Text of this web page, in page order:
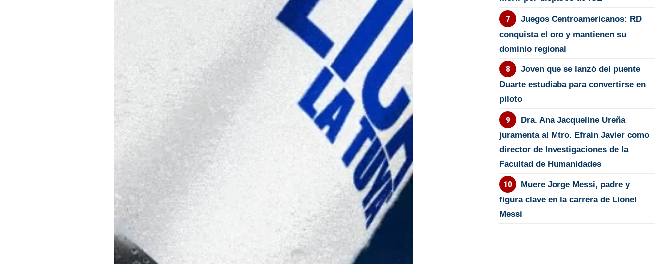
Juegos Centroamericanos: RD
conquista el oro y mantienen su
dominio regional
Joven que se lanzó del puente
Duarte estudiaba para convertirse en
piloto
Dra. Ana Jacqueline Ureña
juramenta al Mtro. Efraín Javier como
director de Investigaciones de la
Facultad de Humanidades
Muere Jorge Messi, padre y
figura clave en la carrera de Lionel
Messi